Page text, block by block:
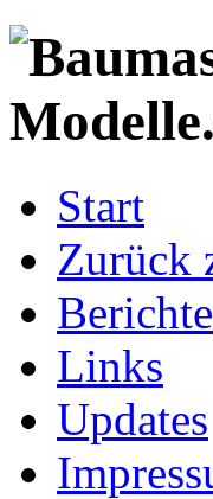
Start
Zurück
Berichte
Links
Updates